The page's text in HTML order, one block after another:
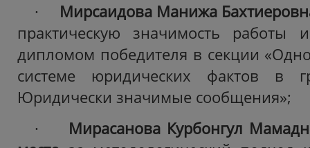
· Мирсаидова Манижа
практическую значимость работы
дипломом победителя в секции
системе юридических фактов в
Юридически значимые сообщения»;
· Мирасанова Курбонгул